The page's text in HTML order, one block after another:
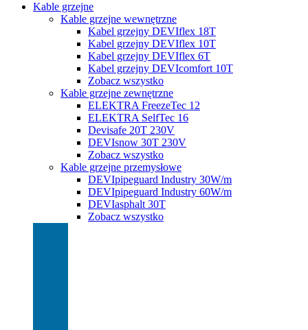
Kable grzejne
Kable grzejne wewnętrzne
Kabel grzejny DEVIflex 18T
Kabel grzejny DEVIflex 10T
Kabel grzejny DEVIflex 6T
Kabel grzejny DEVIcomfort 10T
Zobacz wszystko
Kable grzejne zewnętrzne
ELEKTRA FreezeTec 12
ELEKTRA SelfTec 16
Devisafe 20T 230V
DEVIsnow 30T 230V
Zobacz wszystko
Kable grzejne przemysłowe
DEVIpipeguard Industry 30W/m
DEVIpipeguard Industry 60W/m
DEVIasphalt 30T
Zobacz wszystko